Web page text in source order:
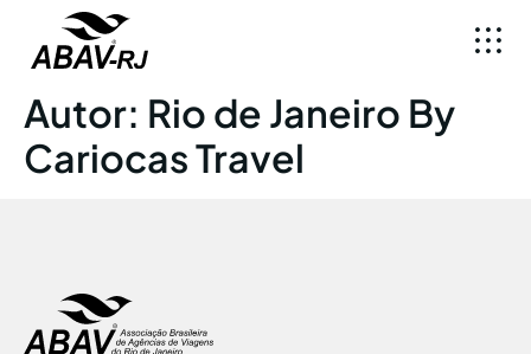
Autor: Rio de Janeiro By
Cariocas Travel